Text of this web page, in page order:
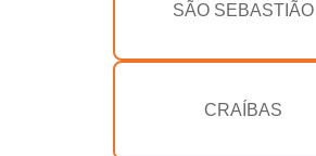
SÃO SEBASTIÃO
CRAÍBAS